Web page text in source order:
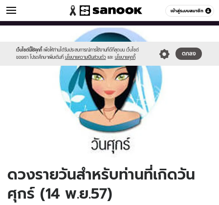
เข้าสู่ระบบสมาชิก
ดูดวง หมวดอื่นๆ
เว็บไซต์นี้ใช้คุกกี้ เพื่อให้ท่านได้รับประสบการณ์การใช้งานที่ดีที่สุดบน เว็บไซต์
ของเรา โปรดศึกษาเพิ่มเติมที่ นโยบายความเป็นส่วนตัว และ นโยบายคุกกี้
ตกลง
//s.isanook.com/sr/0/images/logo-
sanook.png
//s.isanook.com/ho/0/ud/14/73553/170-
ดวงรายวันสำหรับท่านที่เกิดวัน
ศุกร์ (14 พ.ย.57)